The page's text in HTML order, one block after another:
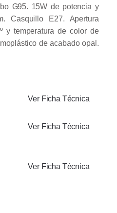
G95. 15W de potencia y
Casquillo E27. Apertura
y temperatura de color de
de acabado opal.
Ver Ficha Técnica
Ver Ficha Técnica
Ver Ficha Técnica